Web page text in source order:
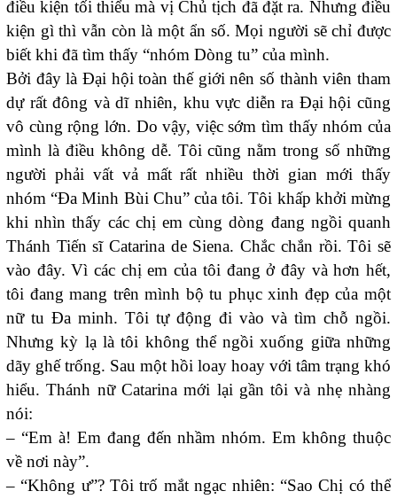
điều kiện tối thiểu mà vị Chủ tịch đã đặt ra. Nhưng điều
kiện gì thì vẫn còn là một ẩn số. Mọi người sẽ chỉ được
biết khi đã tìm thấy “nhóm Dòng tu” của mình.
Bởi đây là Đại hội toàn thế giới nên số thành viên tham
dự rất đông và dĩ nhiên, khu vực diễn ra Đại hội cũng
vô cùng rộng lớn. Do vậy, việc sớm tìm thấy nhóm của
mình là điều không dễ. Tôi cũng nằm trong số những
người phải vất vả mất rất nhiều thời gian mới thấy
nhóm “Đa Minh Bùi Chu” của tôi. Tôi khấp khởi mừng
khi nhìn thấy các chị em cùng dòng đang ngồi quanh
Thánh Tiến sĩ Catarina de Siena. Chắc chắn rồi. Tôi sẽ
vào đây. Vì các chị em của tôi đang ở đây và hơn hết,
tôi đang mang trên mình bộ tu phục xinh đẹp của một
nữ tu Đa minh. Tôi tự động đi vào và tìm chỗ ngồi.
Nhưng kỳ lạ là tôi không thể ngồi xuống giữa những
dãy ghế trống. Sau một hồi loay hoay với tâm trạng khó
hiểu. Thánh nữ Catarina mới lại gần tôi và nhẹ nhàng
nói:
– “Em à! Em đang đến nhầm nhóm. Em không thuộc
về nơi này”.
– “Không ư”? Tôi trố mắt ngạc nhiên: “Sao Chị có thể